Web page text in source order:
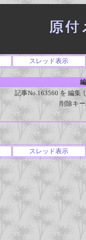
スレッド表示
記事No.163560 を 編集
削除キ
スレッド表示